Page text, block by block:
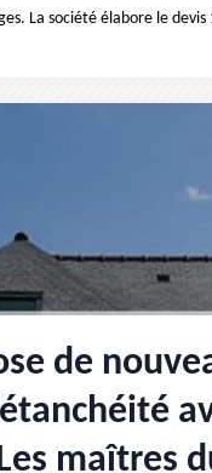
La société élabore le
de
maîtres